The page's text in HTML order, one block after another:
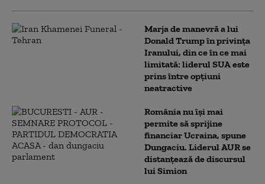
Marja de manevră a lui
Donald Trump în privința
Iranului, din ce în ce mai
limitată: liderul SUA este
prins între opțiuni
neatractive
România nu își mai
permite să sprijine
financiar Ucraina, spune
Dungaciu. Liderul AUR se
distanțează de discursul
lui Simion